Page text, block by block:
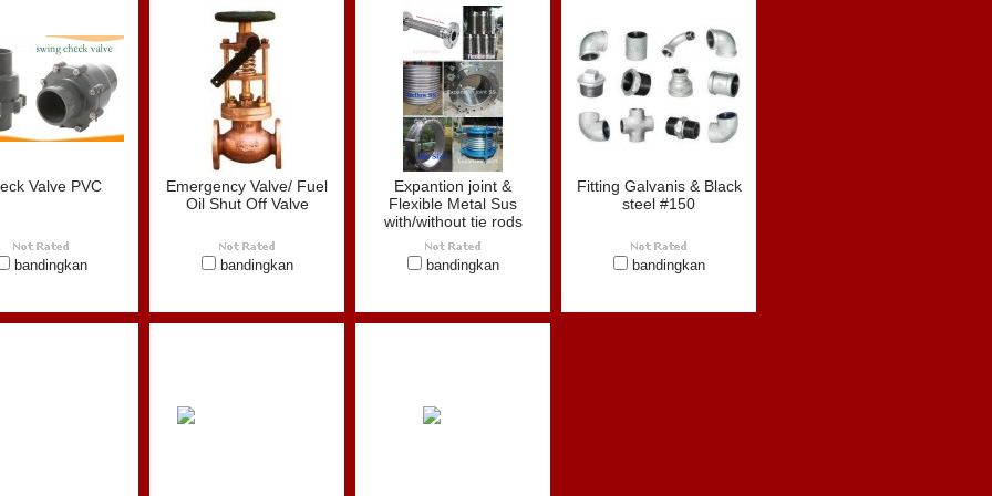
Valve PVC
bandingkan
Emergency Valve/ Fuel
Oil Shut Off Valve
bandingkan
Expantion joint &
Flexible Metal Sus
with/without tie rods
bandingkan
Fitting Galvanis & Black
steel #150
bandingkan